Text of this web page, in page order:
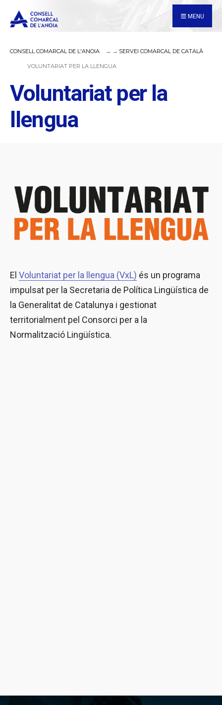
MENU
CONSELL COMARCAL DE L'ANOIA SERVEI COMARCAL DE CATALÀ
VOLUNTARIAT PER LA LLENGUA
Voluntariat per la
llengua
El Voluntariat per la llengua (VxL) és un programa
impulsat per la Secretaria de Política Lingüística de
la Generalitat de Catalunya i gestionat
territorialment pel Consorci per a la
Normalització Lingüística.